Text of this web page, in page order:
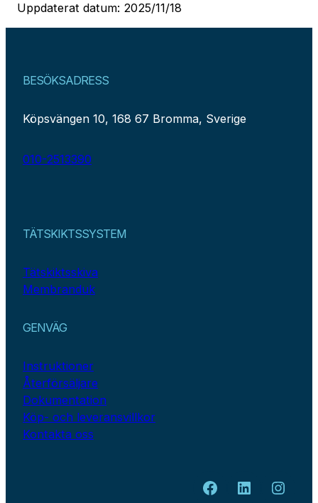
Uppdaterat datum: 2025/11/18
BESÖKSADRESS
Köpsvängen 10, 168 67 Bromma, Sverige
010-2513390
TÄTSKIKTSSYSTEM
Tätskiktsskiva
Membranduk
GENVÄG
Instruktioner
Återförsäljare
Dokumentation
Köp- och leveransvillkor
Kontakta oss
Facebook
LinkedIn